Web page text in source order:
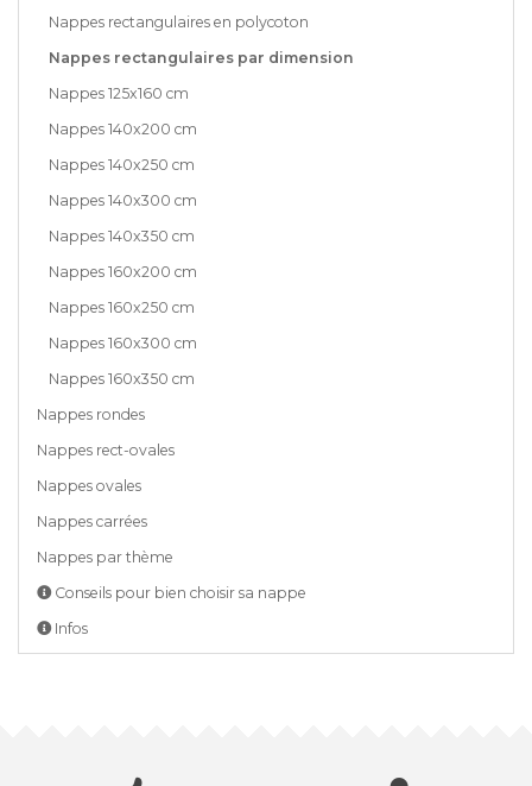
Nappes rectangulaires en polycoton
Nappes rectangulaires par dimension
Nappes 125x160 cm
Nappes 140x200 cm
Nappes 140x250 cm
Nappes 140x300 cm
Nappes 140x350 cm
Nappes 160x200 cm
Nappes 160x250 cm
Nappes 160x300 cm
Nappes 160x350 cm
Nappes rondes
Nappes rect-ovales
Nappes ovales
Nappes carrées
Nappes par thème
Conseils pour bien choisir sa nappe
Infos